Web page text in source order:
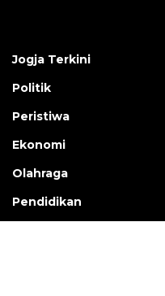
Jogja Terkini
Politik
Peristiwa
Ekonomi
Olahraga
Pendidikan